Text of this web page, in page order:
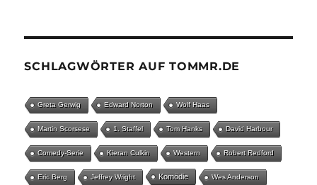
SCHLAGWÖRTER AUF TOMMR.DE
Greta Gerwig Edward Norton Wolf Haas
Martin Scorsese 1. Staffel Tom Hanks David Harbour
Comedy-Serie Kieran Culkin Western Robert Redford
Eric Berg Jeffrey Wright Komödie Wes Anderson